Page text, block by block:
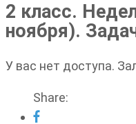
2 класс.
ноября).
У вас нет доступа.
Share: